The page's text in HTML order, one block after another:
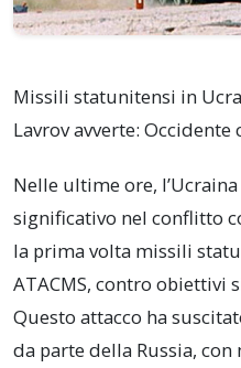
Missili statunitensi in
Lavrov avverte: Occidente
Nelle ultime ore,
significativo nel conflitto
la prima volta missili
ATACMS, contro
Questo attacco ha
da parte della Russia,